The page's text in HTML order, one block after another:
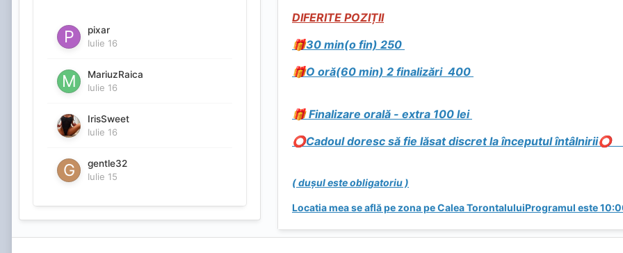
pixar
Iulie 16
MariuzRaica
Iulie 16
IrisSweet
Iulie 16
gentle32
Iulie 15
DIFERITE POZIȚII
🎁30 min(o fin) 250
🎁O oră(60 min) 2 finalizări 400
🎁Finalizare orală - extra 100 lei
⭕️️Cadoul doresc să fie lăsat discret la începutul întâlnirii⭕
( dușul este obligatoriu )
Locatia mea se află pe zona pe Calea TorontaluluiProgramul este